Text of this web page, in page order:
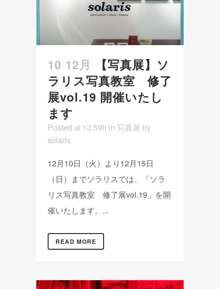
10 12月
【写真展】ソ
ラリス写真教室 修了
展vol.19 開催いたし
ます
Posted at 13:59h in 写真展 by
solaris
12月10日（火）より12月15日
（日）までソラリスでは、「ソラ
リス写真教室 修了展vol.19」を開
催いたします。...
READ MORE